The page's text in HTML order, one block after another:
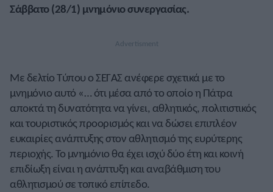
Σάββατο (28/1) μνημόνιο συνεργασίας.
Με δελτίο Τύπου ο ΣΕΓΑΣ ανέφερε σχετικά με το
μνημόνιο αυτό «… ότι μέσα από το οποίο η Πάτρα
αποκτά τη δυνατότητα να γίνει, αθλητικός, πολιτιστικός
και τουριστικός προορισμός και να δώσει επιπλέον
ευκαιρίες ανάπτυξης στον αθλητισμό της ευρύτερης
περιοχής. Το μνημόνιο θα έχει ισχύ δύο έτη και κοινή
επιδίωξη είναι η ανάπτυξη και αναβάθμιση του
αθλητισμού σε τοπικό επίπεδο.